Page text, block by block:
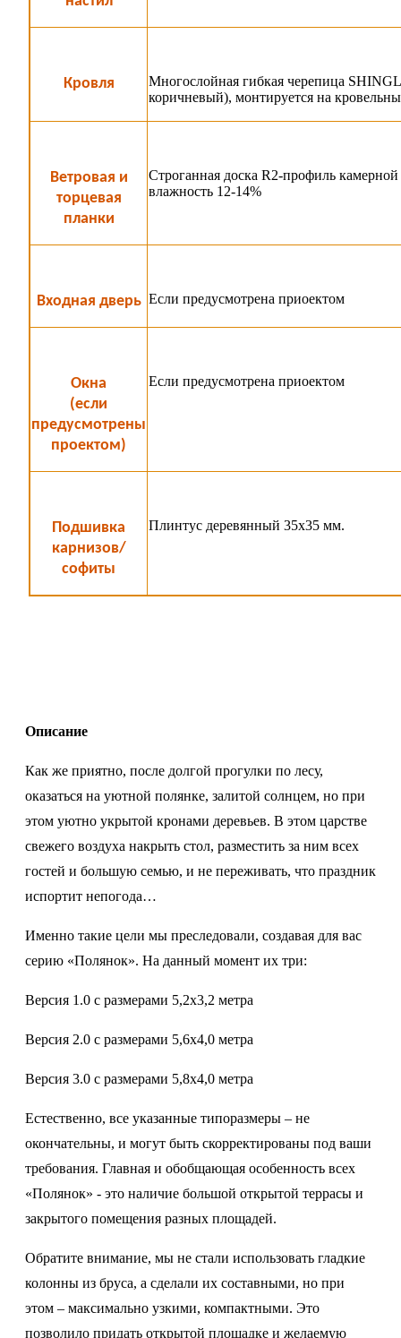
Кровля
Многослойная гибкая черепица
коричневый), монтируется на
Ветровая и
торцевая
планки
Строганная доска R2-профиль
влажность 12-14%
Входная дверь Если предусмотрена приоектом
Окна
(если
предусмотрены
проектом)
Если предусмотрена приоектом
Подшивка
карнизов/
софиты
Плинтус деревянный 35х35 мм.
Описание
Как же приятно, после долгой прогулки по лесу,
оказаться на уютной полянке, залитой солнцем, но при
этом уютно укрытой кронами деревьев. В этом царстве
свежего воздуха накрыть стол, разместить за ним всех
гостей и большую семью, и не переживать, что праздник
испортит непогода…
Именно такие цели мы преследовали, создавая для вас
серию «Полянок». На данный момент их три:
Версия 1.0 с размерами 5,2х3,2 метра
Версия 2.0 с размерами 5,6х4,0 метра
Версия 3.0 с размерами 5,8х4,0 метра
Естественно, все указанные типоразмеры – не
окончательны, и могут быть скорректированы под ваши
требования. Главная и обобщающая особенность всех
«Полянок» - это наличие большой открытой террасы и
закрытого помещения разных площадей.
Обратите внимание, мы не стали использовать гладкие
колонны из бруса, а сделали их составными, но при
этом – максимально узкими, компактными. Это
позволило придать открытой площадке и желаемую